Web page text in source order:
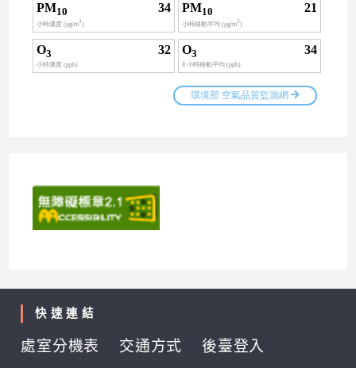
快速連結
處室分機表 交通方式 後臺登入